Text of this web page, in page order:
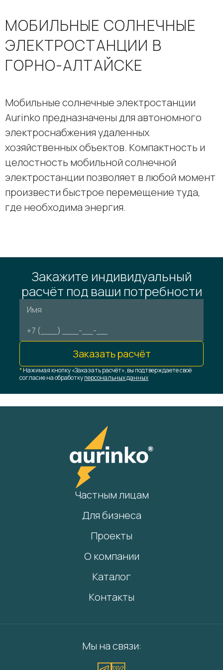
МОБИЛЬНЫЕ СОЛНЕЧНЫЕ
ЭЛЕКТРОСТАНЦИИ В
ГОРНО-АЛТАЙСКЕ
Мобильные солнечные электростанции
Aurinko предназначены для автономного
электроснабжения удаленных
хозяйственных объектов. Компактность и
целостность мобильной солнечной
электростанции позволяет в любой момент
произвести быстрое перемещение туда,
где необходима энергия.
Закажите индивидуальный
расчёт под ваши потребности
Заказать расчёт
*Нажимая кнопку «Заказать расчёт», вы подтверждаете своё
согласие на обработкуперсональных данных
Частным лицам
Для бизнеса
Проекты
О компании
Каталог
Контакты
Мы на связи: